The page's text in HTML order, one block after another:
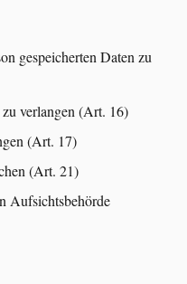
gespeicherten Daten zu
verlangen (Art. 16)
(Art. 17)
(Art. 21)
Aufsichtsbehörde